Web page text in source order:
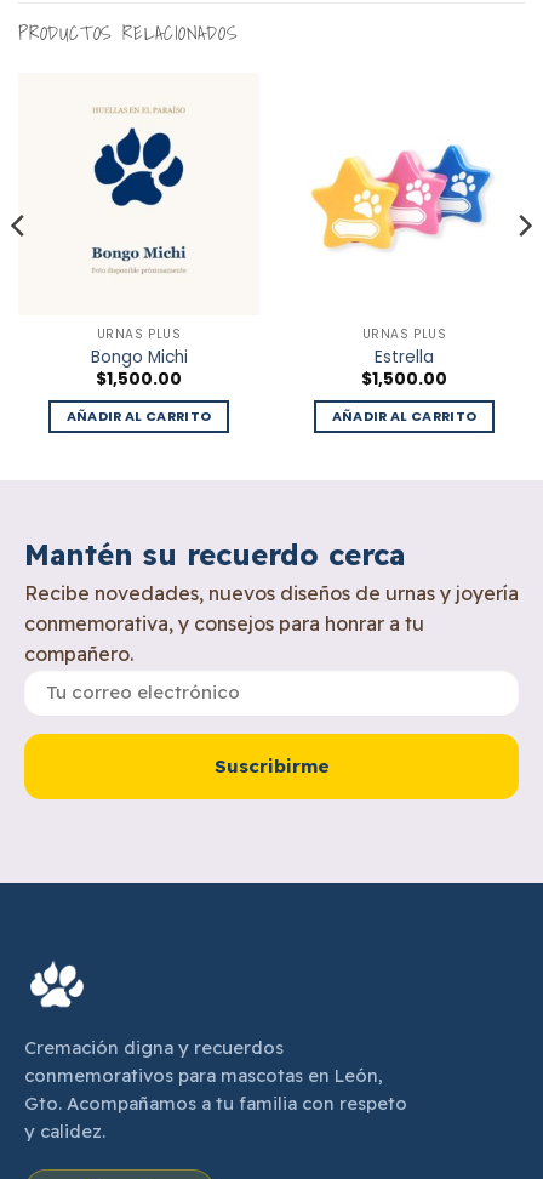
PRODUCTOS RELACIONADOS
URNAS PLUS
Bongo Michi
$1,500.00
AÑADIR AL CARRITO
URNAS PLUS
Estrella
$1,500.00
AÑADIR AL CARRITO
Mantén su recuerdo cerca
Recibe novedades, nuevos diseños de urnas y joyería
conmemorativa, y consejos para honrar a tu
compañero.
Suscribirme
Cremación digna y recuerdos
conmemorativos para mascotas en León,
Gto. Acompañamos a tu familia con respeto
y calidez.